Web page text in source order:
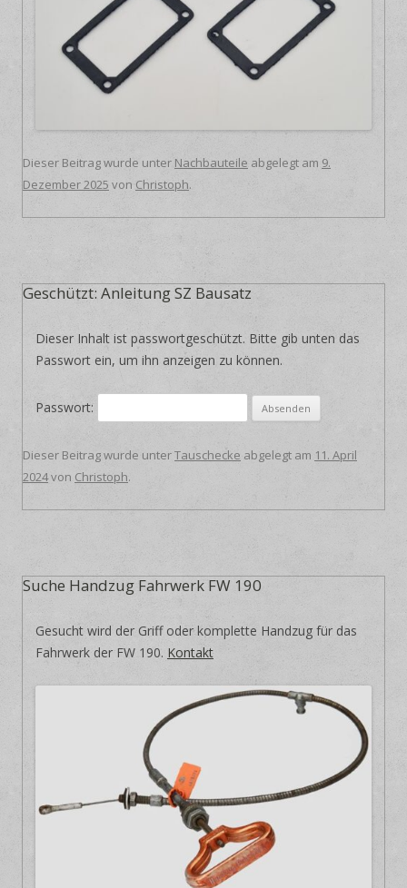
Dieser Beitrag wurde unter Nachbauteile abgelegt am 9.
Dezember 2025 von Christoph.
Geschützt: Anleitung SZ Bausatz
Dieser Inhalt ist passwortgeschützt. Bitte gib unten das
Passwort ein, um ihn anzeigen zu können.
Passwort:
Dieser Beitrag wurde unterTauschecke abgelegt am 11. April
2024von Christoph.
Suche Handzug Fahrwerk FW 190
Gesucht wird der Griff oder komplette Handzug für das
Fahrwerk der FW 190. Kontakt